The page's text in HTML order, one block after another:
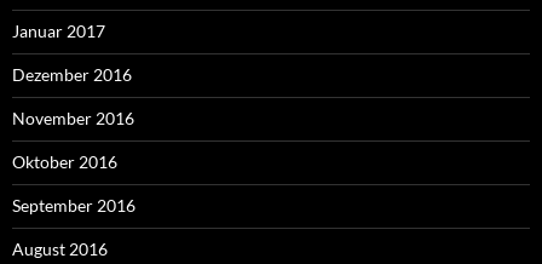
Januar 2017
Dezember 2016
November 2016
Oktober 2016
September 2016
August 2016